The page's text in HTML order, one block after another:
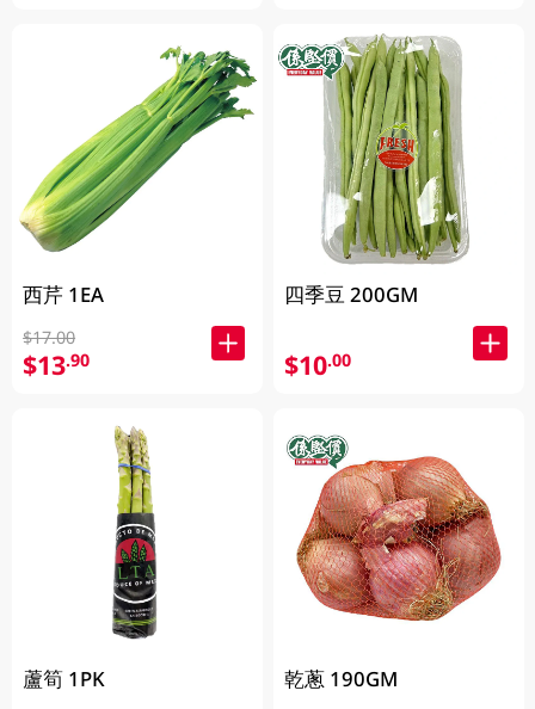
西芹 1EA
$17.00
$13.90
蘆筍 1PK
四季豆 200GM
$10.00
乾蔥 190GM